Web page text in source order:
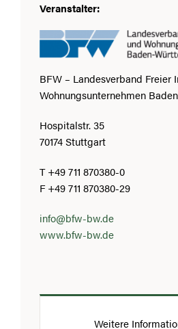
Veranstalter:
BFW – Landesverband Freier
Wohnungsunternehmen
Hospitalstr. 35
70174 Stuttgart
T +49 711 870380-0
F +49 711 870380-29
info@bfw-bw.de
www.bfw-bw.de
Weitere